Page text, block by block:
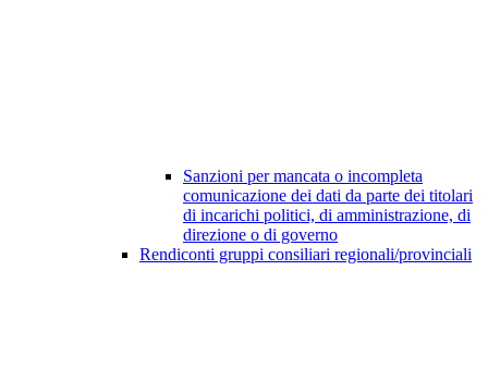
Sanzioni per mancata o incompleta
comunicazione dei dati da parte dei titolari
di incarichi politici, di amministrazione, di
direzione o di governo
Rendiconti gruppi consiliari regionali/provinciali